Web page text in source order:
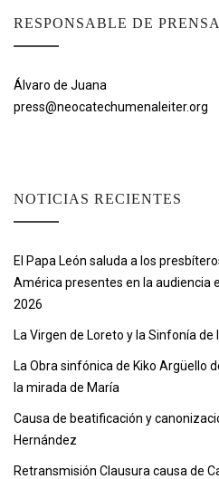
RESPONSABLE DE PRENSA
Álvaro de Juana
press@neocatechumenaleiter.org
NOTICIAS RECIENTES
El Papa León saluda a los
América presentes en la audiencia
2026
La Virgen de Loreto y la Sinfonía
La Obra sinfónica de Kiko Argüello
la mirada de María
Causa de beatificación y
Hernández
Retransmisión Clausura causa de